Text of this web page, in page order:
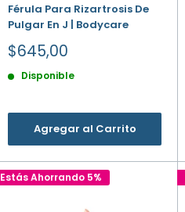
Férula Para Rizartrosis De
Pulgar En J | Bodycare
Precio
de
venta
$645,00
Disponible
Agregar al Carrito
Estás Ahorrando 5%